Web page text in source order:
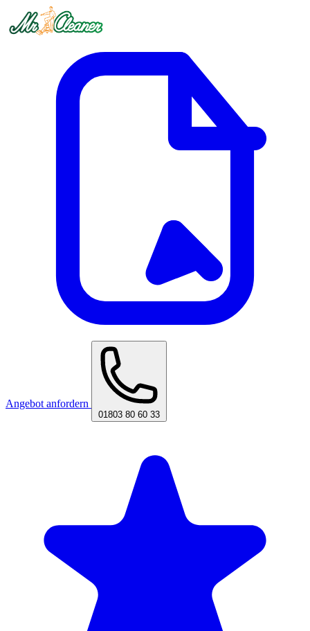
Angebot anfordern
01803 80 60 33